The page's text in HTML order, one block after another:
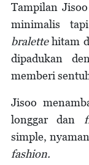
Tampilan
minimalis
bralettehitam
dipadukan
memberi
Jisoo
longgar dan
simple,
fashion.